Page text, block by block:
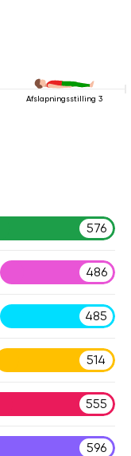
Afslapningsstilling 3
576
486
485
514
555
596